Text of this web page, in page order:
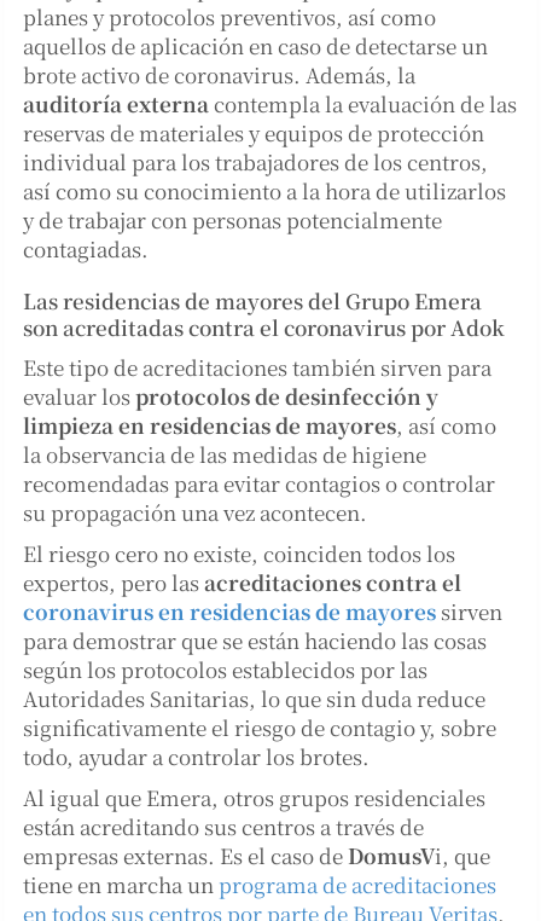
planes y protocolos preventivos, así como
aquellos de aplicación en caso de detectarse un
brote activo de coronavirus. Además, la
auditoría externacontempla la evaluación de las
reservas de materiales y equipos de protección
individual para los trabajadores de los centros,
así como su conocimiento a la hora de utilizarlos
y de trabajar con personas potencialmente
contagiadas.
Las residencias de mayores del Grupo Emera
son acreditadas contra el coronavirus por Adok
Este tipo de acreditaciones también sirven para
evaluar losprotocolos de desinfección y
limpieza en residencias de mayores, así como
la observancia de las medidas de higiene
recomendadas para evitar contagios o controlar
su propagación una vez acontecen.
El riesgo cero no existe, coinciden todos los
expertos, pero lasacreditaciones contra el
coronavirus en residencias de mayores sirven
para demostrar que se están haciendo las cosas
según los protocolos establecidos por las
Autoridades Sanitarias, lo que sin duda reduce
significativamente el riesgo de contagio y, sobre
todo, ayudar a controlar los brotes.
Al igual que Emera, otros grupos residenciales
están acreditando sus centros a través de
empresas externas. Es el caso de DomusVi, que
tiene en marcha unprograma de acreditaciones
en todos sus centros por parte de Bureau Veritas.